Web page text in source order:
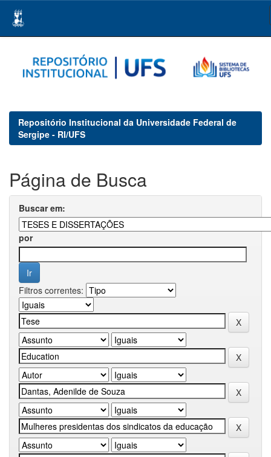
navigation
Repositório Institucional da Universidade Federal de
Sergipe - RI/UFS
Página de Busca
Buscar em:
por
Filtros correntes: